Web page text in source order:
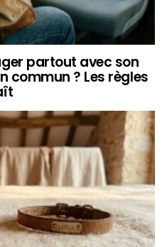
partout avec son
commun ? Les règles